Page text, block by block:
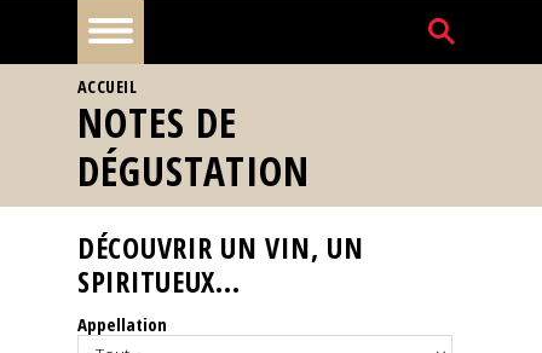
À
la
une
Reportages
Nos
VOUS ÊTES ICI
ACCUEIL
NOTES DE
DÉGUSTATION
DÉCOUVRIR UN VIN, UN
SPIRITUEUX...
Appellation